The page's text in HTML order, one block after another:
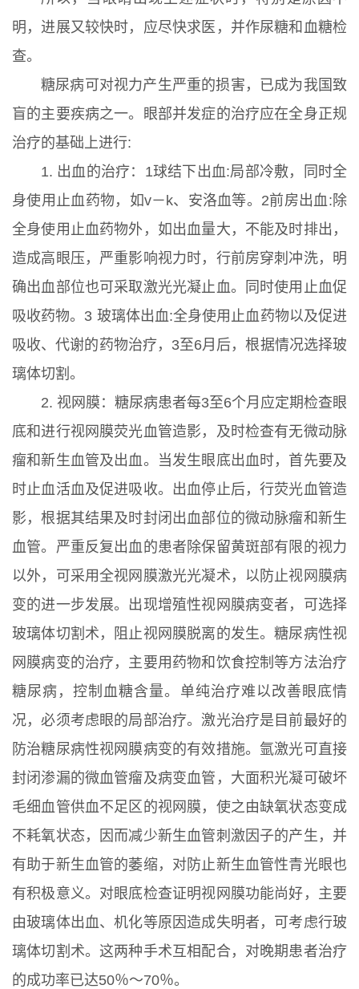
明，进展又较快时，应尽快求医，并作尿糖和血糖检
查。
糖尿病可对视力产生严重的损害，已成为我国致
盲的主要疾病之一。眼部并发症的治疗应在全身正规
治疗的基础上进行:
1. 出血的治疗：1球结下出血:局部冷敷，同时全
身使用止血药物，如v－k、安洛血等。2前房出血:除
全身使用止血药物外，如出血量大，不能及时排出，
造成高眼压，严重影响视力时，行前房穿刺冲洗，明
确出血部位也可采取激光光凝止血。同时使用止血促
吸收药物。3 玻璃体出血:全身使用止血药物以及促进
吸收、代谢的药物治疗，3至6月后，根据情况选择玻
璃体切割。
2. 视网膜：糖尿病患者每3至6个月应定期检查眼
底和进行视网膜荧光血管造影，及时检查有无微动脉
瘤和新生血管及出血。当发生眼底出血时，首先要及
时止血活血及促进吸收。出血停止后，行荧光血管造
影，根据其结果及时封闭出血部位的微动脉瘤和新生
血管。严重反复出血的患者除保留黄斑部有限的视力
以外，可采用全视网膜激光光凝术，以防止视网膜病
变的进一步发展。出现增殖性视网膜病变者，可选择
玻璃体切割术，阻止视网膜脱离的发生。糖尿病性视
网膜病变的治疗，主要用药物和饮食控制等方法治疗
糖尿病，控制血糖含量。单纯治疗难以改善眼底情
况，必须考虑眼的局部治疗。激光治疗是目前最好的
防治糖尿病性视网膜病变的有效措施。氩激光可直接
封闭渗漏的微血管瘤及病变血管，大面积光凝可破坏
毛细血管供血不足区的视网膜，使之由缺氧状态变成
不耗氧状态，因而减少新生血管刺激因子的产生，并
有助于新生血管的萎缩，对防止新生血管性青光眼也
有积极意义。对眼底检查证明视网膜功能尚好，主要
由玻璃体出血、机化等原因造成失明者，可考虑行玻
璃体切割术。这两种手术互相配合，对晚期患者治疗
的成功率已达50％～70％。